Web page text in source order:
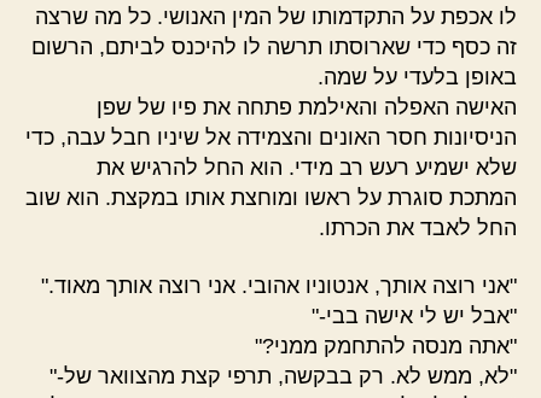
לו אכפת על התקדמותו של המין האנושי. כל מה שרצה
זה כסף כדי שארוסתו תרשה לו להיכנס לביתם, הרשום
באופן בלעדי על שמה.
האישה האפלה והאילמת פתחה את פיו של שפן
הניסיונות חסר האונים והצמידה אל שיניו חבל עבה, כדי
שלא ישמיע רעש רב מידי. הוא החל להרגיש את
המתכת סוגרת על ראשו ומוחצת אותו במקצת. הוא שוב
החל לאבד את הכרתו.
"אני רוצה אותך, אנטוניו אהובי. אני רוצה אותך מאוד."
"אבל יש לי אישה בבי-"
"אתה מנסה להתחמק ממני?"
"לא, ממש לא. רק בבקשה, תרפי קצת מהצוואר של-"